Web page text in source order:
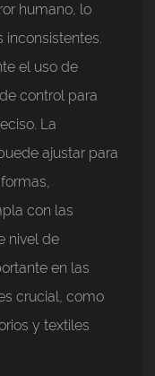
humano, lo
inconsistentes.
el uso de
control para
La
ajustar para
con las
nivel de
en las
crucial, como
y textiles